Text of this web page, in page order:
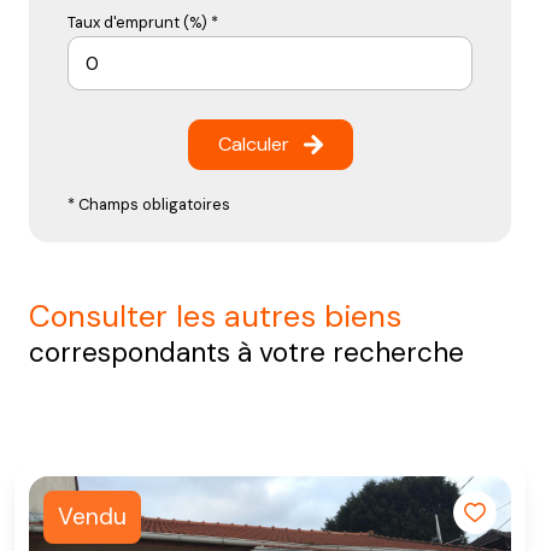
Taux d'emprunt (%) *
Calculer
* Champs obligatoires
consulter les autres biens
correspondants à votre recherche
Vendu